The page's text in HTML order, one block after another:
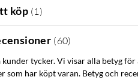
köp (1 )
(60)
kunder tycker. Vi visar alla betyg
som har köpt varan. Betyg och